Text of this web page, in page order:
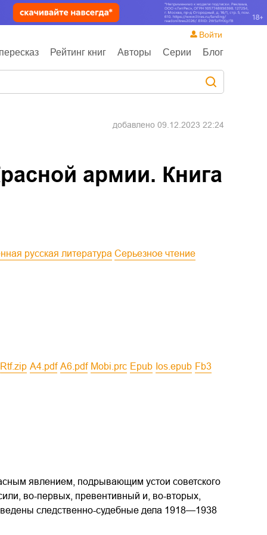
Рейтинг книг Авторы Серии Блог
Войти
добавлено 09.12.2023 22:24
армии. Книга
русская литература
Серьезное чтение
rtf.zip a4.pdf a6.pdf mobi.prc epub ios.epub fb3
явлением, подрывающим устои советского
во-первых, превентивный и, во-вторых,
следственно-судебные дела 1918—1938